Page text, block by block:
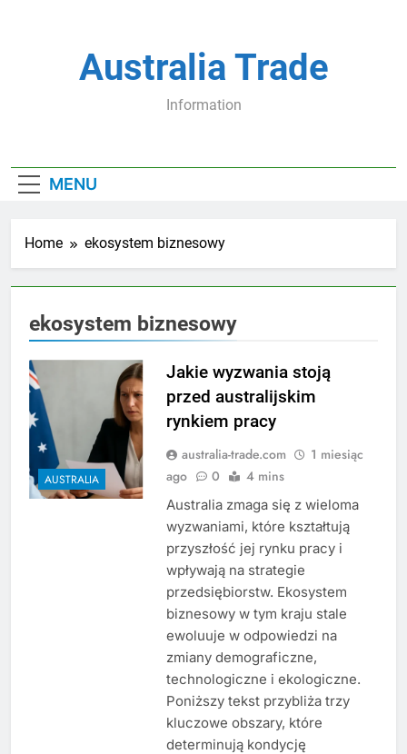
Australia Trade
Information
MENU
Home ekosystem biznesowy
ekosystem biznesowy
AUSTRALIA
Jakie wyzwania stoją
przed australijskim
rynkiem pracy
australia-trade.com
1 miesiąc
ago
0 4 mins
Australia zmaga się z wieloma
wyzwaniami, które kształtują
przyszłość jej rynku pracy i
wpływają na strategie
przedsiębiorstw. Ekosystem
biznesowy w tym kraju stale
ewoluuje w odpowiedzi na
zmiany demograficzne,
technologiczne i ekologiczne.
Poniższy tekst przybliża trzy
kluczowe obszary, które
determinują kondycję